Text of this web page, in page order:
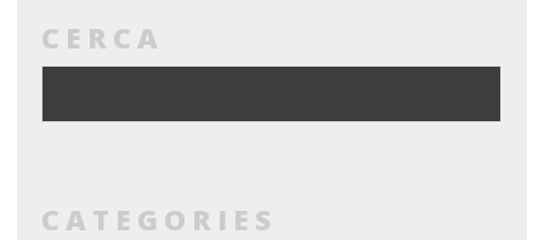
CERCA
CATEGORIES